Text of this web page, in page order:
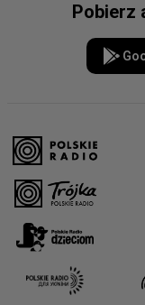
Pobierz